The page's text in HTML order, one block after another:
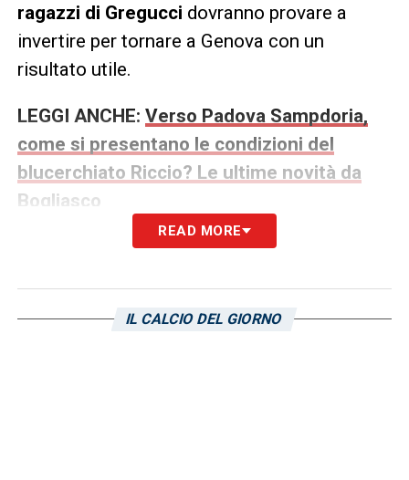
ragazzi di Gregucci dovranno provare a
invertire per tornare a Genova con un
risultato utile.
LEGGI ANCHE: Verso Padova Sampdoria,
come si presentano le condizioni del
blucerchiato Riccio? Le ultime novità da
Bogliasco
READ MORE
IL CALCIO DEL GIORNO